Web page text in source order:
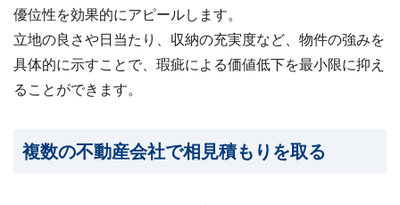
優位性を効果的にアピールします。
立地の良さや日当たり、収納の充実度など、物件の強みを
具体的に示すことで、瑕疵による価値低下を最小限に抑え
ることができます。
複数の不動産会社で相見積もりを取る